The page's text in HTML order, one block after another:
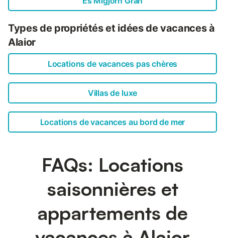
Types de propriétés et idées de vacances à
Alaior
Locations de vacances pas chères
Villas de luxe
Locations de vacances au bord de mer
FAQs: Locations
saisonnières et
appartements de